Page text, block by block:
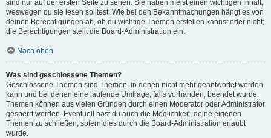
sind nur auf der ersten Seite zu sehen. Sie haben meist einen wichtigen Inhalt,
weswegen du sie lesen solltest. Wie bei den Bekanntmachungen hängt es von
deinen Berechtigungen ab, ob du wichtige Themen erstellen kannst oder nicht;
die Berechtigungen stellt die Board-Administration ein.
Nach oben
Was sind geschlossene Themen?
Geschlossene Themen sind Themen, in denen nicht mehr geantwortet werden
kann und bei denen eine laufende Umfrage, falls vorhanden, beendet wurde.
Themen können aus vielen Gründen durch einen Moderator oder Administrator
gesperrt werden. Eventuell hast du auch die Möglichkeit, deine eigenen
Themen zu schließen, sofern dies durch die Board-Administration erlaubt
wurde.